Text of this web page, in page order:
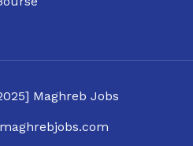
Maghreb Jobs